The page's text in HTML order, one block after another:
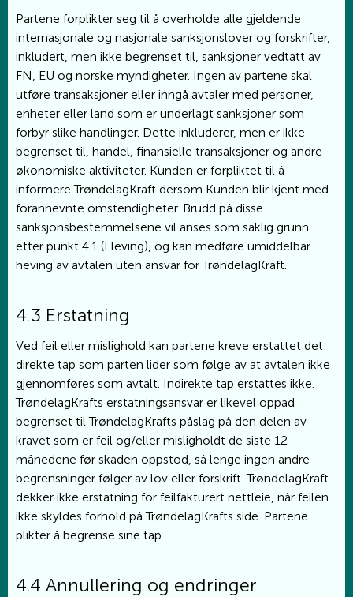
Partene forplikter seg til å overholde alle gjeldende
internasjonale og nasjonale sanksjonslover og forskrifter,
inkludert, men ikke begrenset til, sanksjoner vedtatt av
FN, EU og norske myndigheter. Ingen av partene skal
utføre transaksjoner eller inngå avtaler med personer,
enheter eller land som er underlagt sanksjoner som
forbyr slike handlinger. Dette inkluderer, men er ikke
begrenset til, handel, finansielle transaksjoner og andre
økonomiske aktiviteter. Kunden er forpliktet til å
informere TrøndelagKraft dersom Kunden blir kjent med
forannevnte omstendigheter. Brudd på disse
sanksjonsbestemmelsene vil anses som saklig grunn
etter punkt 4.1 (Heving), og kan medføre umiddelbar
heving av avtalen uten ansvar for TrøndelagKraft.
4.3 Erstatning
Ved feil eller mislighold kan partene kreve erstattet det
direkte tap som parten lider som følge av at avtalen ikke
gjennomføres som avtalt. Indirekte tap erstattes ikke.
TrøndelagKrafts erstatningsansvar er likevel oppad
begrenset til TrøndelagKrafts påslag på den delen av
kravet som er feil og/eller misligholdt de siste 12
månedene før skaden oppstod, så lenge ingen andre
begrensninger følger av lov eller forskrift. TrøndelagKraft
dekker ikke erstatning for feilfakturert nettleie, når feilen
ikke skyldes forhold på TrøndelagKrafts side. Partene
plikter å begrense sine tap.
4.4 Annullering og endringer